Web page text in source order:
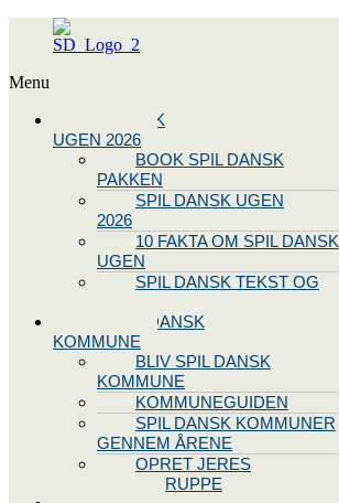
Menu
SPIL DANSK
UGEN 2026
BOOK SPIL DANSK
PAKKEN
SPIL DANSK UGEN
2026
10 FAKTA OM SPIL DANSK
UGEN
SPIL DANSK TEKST OG
BLIV SPIL DANSK
KOMMUNE
BLIV SPIL DANSK
KOMMUNE
KOMMUNEGUIDEN
SPIL DANSK KOMMUNER
GENNEM ÅRENE
OPRET JERES
STYREGRUPPE